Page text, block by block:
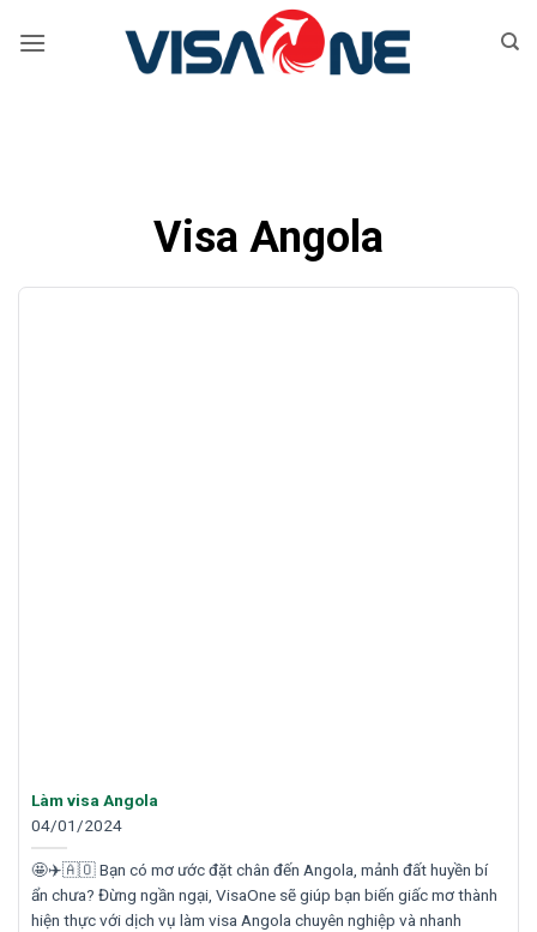
qua
Visa Angola
Làm visa Angola
04/01/2024
🤩✈️🇦🇴 Bạn có mơ ước đặt chân đến Angola, mảnh đất huyền bí
ẩn chưa? Đừng ngần ngại, VisaOne sẽ giúp bạn biến giấc mơ thành
hiện thực với dịch vụ làm visa Angola chuyên nghiệp và nhanh